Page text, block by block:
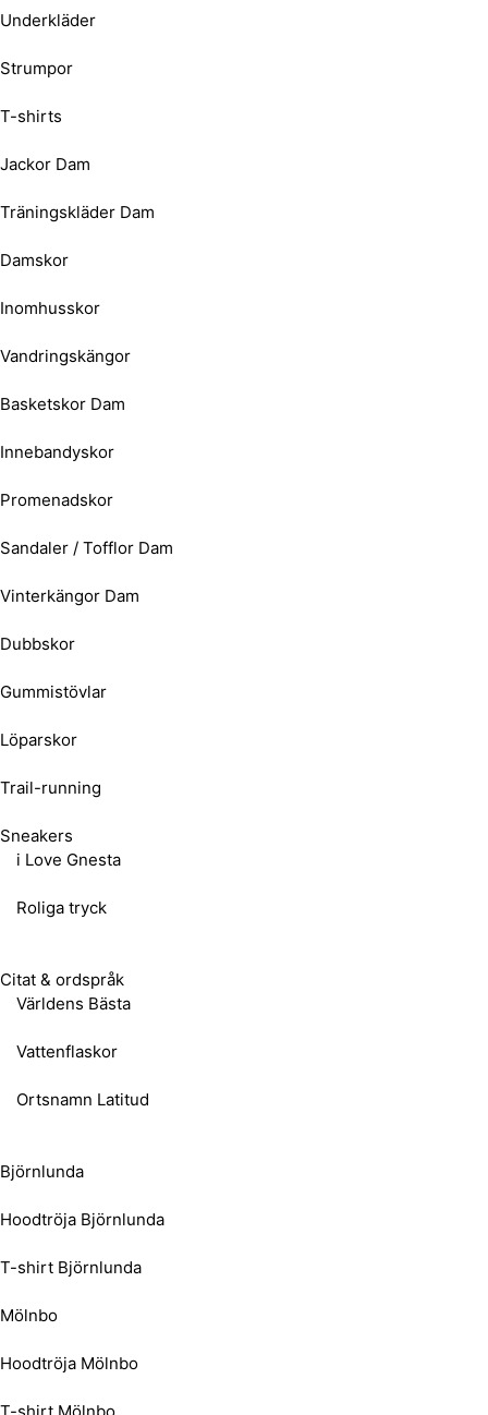
Underkläder
Strumpor
T-shirts
Jackor Dam
Träningskläder Dam
Damskor
Inomhusskor
Vandringskängor
Basketskor Dam
Innebandyskor
Promenadskor
Sandaler / Tofflor Dam
Vinterkängor Dam
Dubbskor
Gummistövlar
Löparskor
Trail-running
Sneakers
i Love Gnesta
Roliga tryck
Citat & ordspråk
Världens Bästa
Vattenflaskor
Ortsnamn Latitud
Björnlunda
Hoodtröja Björnlunda
T-shirt Björnlunda
Mölnbo
Hoodtröja Mölnbo